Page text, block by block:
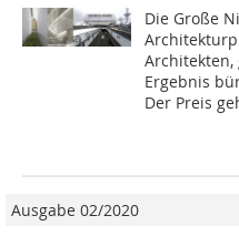
Die Große
Architekten,
Ergebnis
Der Preis
Ausgabe 02/2020